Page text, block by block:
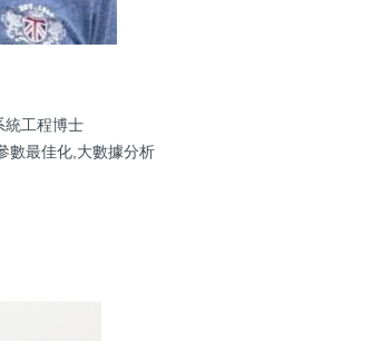
統工程博士
數最佳化,大數據分析